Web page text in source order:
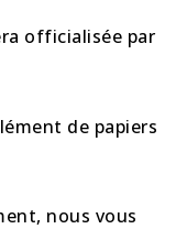
officialisée par
de papiers
nous vous